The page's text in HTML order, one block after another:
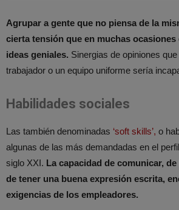
Agrupar a gente que no piensa de la
cierta tensión que en muchas
ideas geniales. Sinergias de opiniones
trabajador o un equipo uniforme sería
Habilidades sociales
Las también denominadas ‘soft skills’, o
algunas de las más demandadas en el
siglo XXI. La capacidad de comunicar,
de tener una buena expresión escrita,
exigencias de los empleadores.